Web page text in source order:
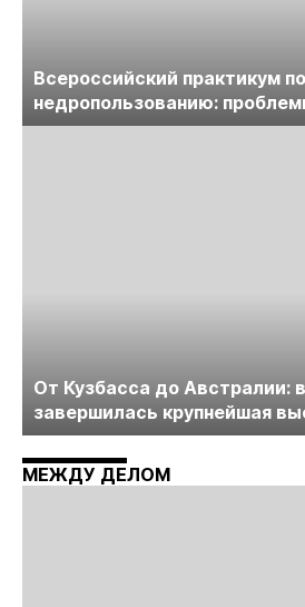
Всероссийский практикум по
недропользованию:
лицензирования,
От Кузбасса до Австралии:
завершилась крупнейшая
технологий «Недра России.
Майнинг»
МЕЖДУ ДЕЛОМ